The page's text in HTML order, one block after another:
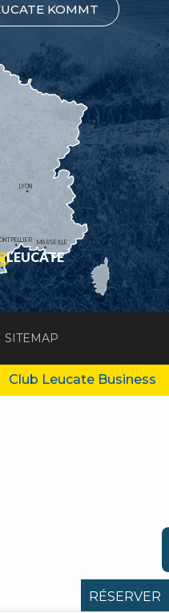
KOMMT
MARSEILLE
LYON
LEUCATE
SITEMAP
Club Leucate Business
RÉSERVER